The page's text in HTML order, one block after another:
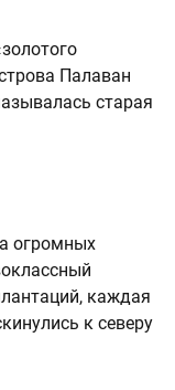
Палаван
старая
огромных
каждая
к северу